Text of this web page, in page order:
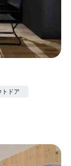
ドア